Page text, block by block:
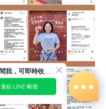
Hi~訂閱我，可即時收到更多相關優惠或是折扣活動喲!!😉
連結 LINE 帳號